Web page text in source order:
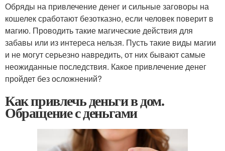
Обряды на привлечение денег и сильные заговоры на
кошелек сработают безотказно, если человек поверит в
магию. Проводить такие магические действия для
забавы или из интереса нельзя. Пусть такие виды магии
и не могут серьезно навредить, от них бывают самые
неожиданные последствия. Какое привлечение денег
пройдет без осложнений?
Как привлечь деньги в дом.
Обращение с деньгами